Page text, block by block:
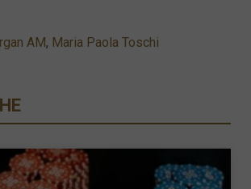
AM, Maria Paola Toschi